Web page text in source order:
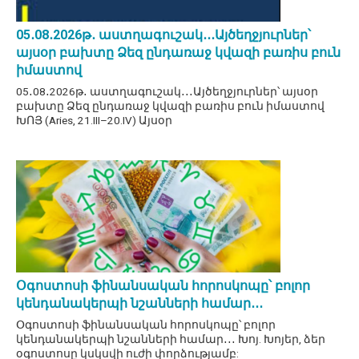
05․08․2026թ․ աստղագուշակ․․․Այծեղջյուրներ՝
այսօր բախտը Ձեզ ընդառաջ կվազի բառիս բուն
իմաստով
05․08․2026թ․ աստղագուշակ․․․Այծեղջյուրներ՝ այսօր
բախտը Ձեզ ընդառաջ կվազի բառիս բուն իմաստով
ԽՈՅ (Aries, 21.III–20.IV) Այսօր
Օգոստոսի ֆինանսական հորոսկոպը՝ բոլոր
կենդանակերպի նշանների համար․․․
Օգոստոսի ֆինանսական հորոսկոպը՝ բոլոր
կենդանակերպի նշանների համար․․․ Խոյ. Խոյեր, ձեր
օգոստոսը կսկսվի ուժի փորձությամբ: